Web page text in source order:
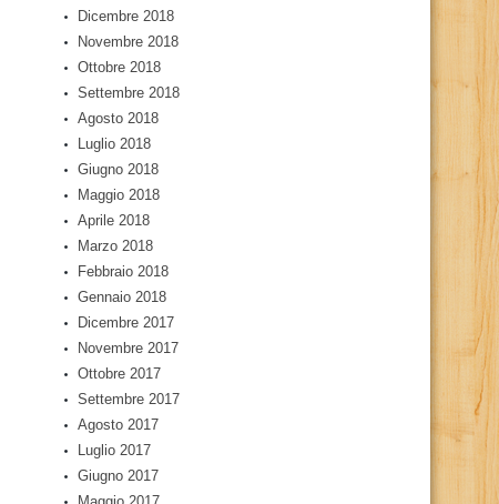
Dicembre 2018
Novembre 2018
Ottobre 2018
Settembre 2018
Agosto 2018
Luglio 2018
Giugno 2018
Maggio 2018
Aprile 2018
Marzo 2018
Febbraio 2018
Gennaio 2018
Dicembre 2017
Novembre 2017
Ottobre 2017
Settembre 2017
Agosto 2017
Luglio 2017
Giugno 2017